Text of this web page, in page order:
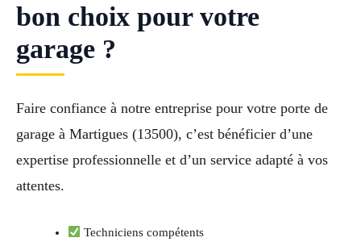
bon choix pour votre
garage ?
Faire confiance à notre entreprise pour votre porte de
garage à Martigues (13500), c’est bénéficier d’une
expertise professionnelle et d’un service adapté à vos
attentes.
Techniciens compétents